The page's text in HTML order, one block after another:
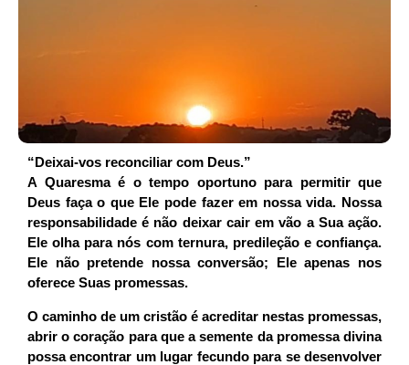
“Deixai-vos reconciliar com Deus.”
A Quaresma é o tempo oportuno para permitir que
Deus faça o que Ele pode fazer em nossa vida. Nossa
responsabilidade é não deixar cair em vão a Sua ação.
Ele olha para nós com ternura, predileção e confiança.
Ele não pretende nossa conversão; Ele apenas nos
oferece Suas promessas.
O caminho de um cristão é acreditar nestas promessas,
abrir o coração para que a semente da promessa divina
possa encontrar um lugar fecundo para se desenvolver